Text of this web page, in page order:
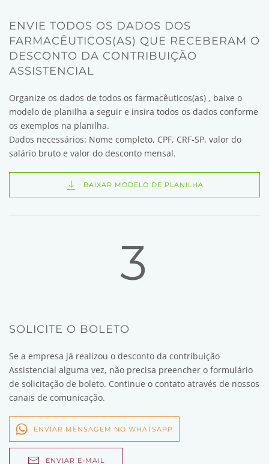
ENVIE TODOS OS DADOS DOS
FARMACÊUTICOS(AS) QUE RECEBERAM O
DESCONTO DA CONTRIBUIÇÃO
ASSISTENCIAL
Organize os dados de todos os farmacêuticos(as) , baixe o
modelo de planilha a seguir e insira todos os dados conforme
os exemplos na planilha.
Dados necessários: Nome completo, CPF, CRF-SP, valor do
salário bruto e valor do desconto mensal.
BAIXAR MODELO DE PLANILHA
3
SOLICITE O BOLETO
Se a empresa já realizou o desconto da contribuição
Assistencial alguma vez, não precisa preencher o formulário
de solicitação de boleto. Continue o contato através de nossos
canais de comunicação.
ENVIAR MENSAGEM NO WHATSAPP
ENVIAR E-MAIL